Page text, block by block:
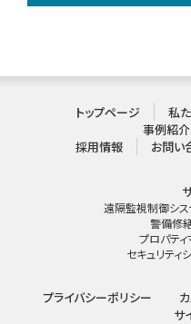
トップページ 私
事例紹介
採用情報
お問い
遠隔監視制御シス
警備修
プロパティ
セキュリティ
プライバシーポリシー
サ